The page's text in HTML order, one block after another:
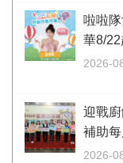
啦啦
華8/
2026-
迎戰
補助
2026-